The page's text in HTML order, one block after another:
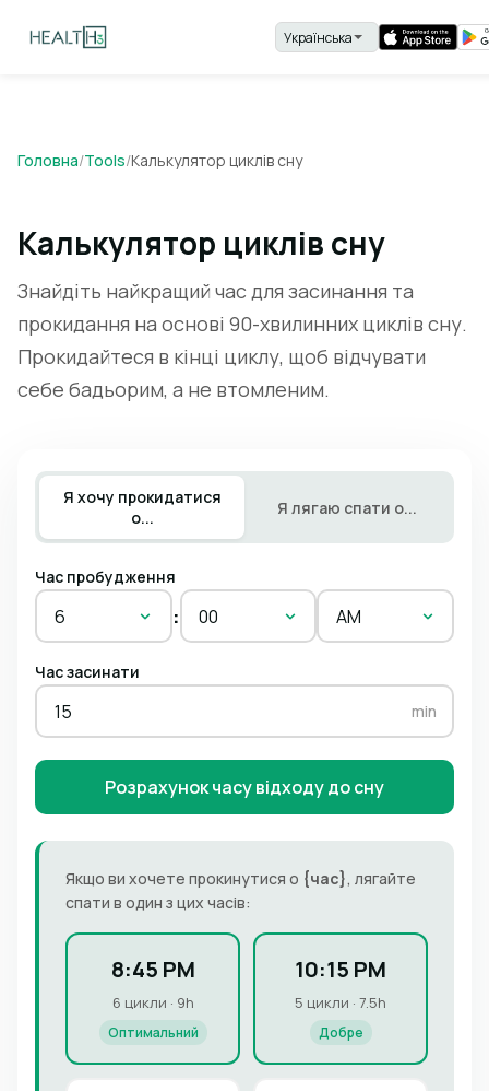
Головна/Tools/Калькулятор циклів сну
Калькулятор циклів сну
Знайдіть найкращий час для засинання та
прокидання на основі 90-хвилинних циклів сну.
Прокидайтеся в кінці циклу, щоб відчувати
себе бадьорим, а не втомленим.
Я хочу прокидатися
о...
Я лягаю спати о...
Час пробудження
6 : 00 AM
Час засинати
min
Розрахунок часу відходу до сну
Якщо ви хочете прокинутися о {час}, лягайте
спати в один з цих часів:
8:45 PM
6 цикли · 9h
Оптимальний
10:15 PM
5 цикли · 7.5h
Добре